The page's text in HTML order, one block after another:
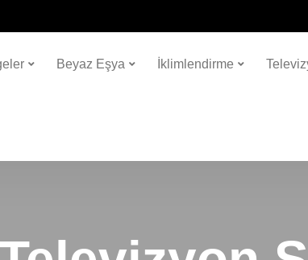
Beyaz Eşya İklimlendirme